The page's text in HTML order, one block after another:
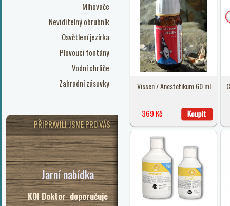
Mlhovače
Neviditelný obrubník
Osvětlení jezírka
Plovoucí fontány
Vodní chrliče
Zahradní zásuvky
PŘIPRAVILI JSME PRO VÁS
Jarní nabídka
KOI Doktor doporučuje
Vissen / Anestetikum 60 ml
369 Kč